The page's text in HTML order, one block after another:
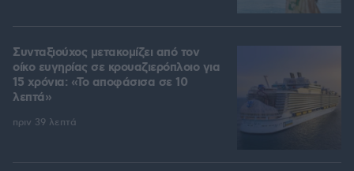
Συνταξιούχος μετακομίζει από τον
οίκο ευγηρίας σε κρουαζιερόπλοιο για
15 χρόνια: «Το αποφάσισα σε 10
λεπτά»
πριν 39 λεπτά